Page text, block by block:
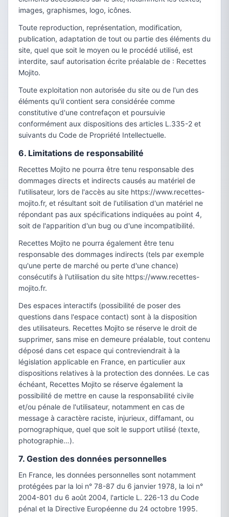
images, graphismes, logo, icônes.
Toute reproduction, représentation, modification,
publication, adaptation de tout ou partie des éléments du
site, quel que soit le moyen ou le procédé utilisé, est
interdite, sauf autorisation écrite préalable de : Recettes
Mojito.
Toute exploitation non autorisée du site ou de l'un des
éléments qu'il contient sera considérée comme
constitutive d'une contrefaçon et poursuivie
conformément aux dispositions des articles L.335-2 et
suivants du Code de Propriété Intellectuelle.
6. Limitations de responsabilité
Recettes Mojito ne pourra être tenu responsable des
dommages directs et indirects causés au matériel de
l'utilisateur, lors de l'accès au site https://www.recettes-
mojito.fr, et résultant soit de l'utilisation d'un matériel ne
répondant pas aux spécifications indiquées au point 4,
soit de l'apparition d'un bug ou d'une incompatibilité.
Recettes Mojito ne pourra également être tenu
responsable des dommages indirects (tels par exemple
qu'une perte de marché ou perte d'une chance)
consécutifs à l'utilisation du site https://www.recettes-
mojito.fr.
Des espaces interactifs (possibilité de poser des
questions dans l'espace contact) sont à la disposition
des utilisateurs. Recettes Mojito se réserve le droit de
supprimer, sans mise en demeure préalable, tout contenu
déposé dans cet espace qui contreviendrait à la
législation applicable en France, en particulier aux
dispositions relatives à la protection des données. Le cas
échéant, Recettes Mojito se réserve également la
possibilité de mettre en cause la responsabilité civile
et/ou pénale de l'utilisateur, notamment en cas de
message à caractère raciste, injurieux, diffamant, ou
pornographique, quel que soit le support utilisé (texte,
photographie…).
7. Gestion des données personnelles
En France, les données personnelles sont notamment
protégées par la loi n° 78-87 du 6 janvier 1978, la loi n°
2004-801 du 6 août 2004, l'article L. 226-13 du Code
pénal et la Directive Européenne du 24 octobre 1995.